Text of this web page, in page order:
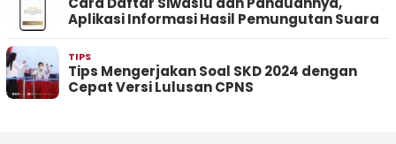
Aplikasi Informasi Hasil Pemungutan Suara
TIPS
Tips Mengerjakan Soal SKD 2024 dengan
Cepat Versi Lulusan CPNS